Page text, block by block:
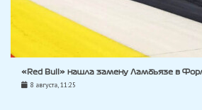
«Red Bull» нашла замену Ламбьязе в
8 августа, 11:25